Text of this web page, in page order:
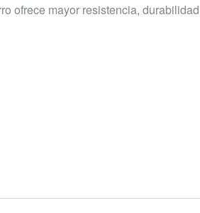
ofrece mayor resistencia,